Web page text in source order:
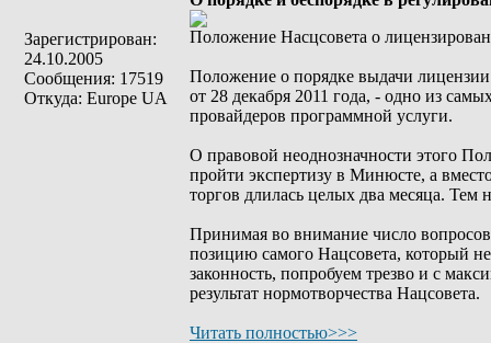
Зарегистрирован:
24.10.2005
Сообщения: 17519
Откуда: Europe UA
Положение Насцсовета о
Положение о порядке выдачи
от 28 декабря 2011 года, - одно из
провайдеров программной услуги.
О правовой неоднозначности этого
пройти экспертизу в Минюсте, а
торгов длилась целых два месяца. Тем
Принимая во внимание число
позицию самого Нацсовета, который
законность, попробуем трезво и с
результат нормотворчества Нацсовета.
Читать полностью>>>